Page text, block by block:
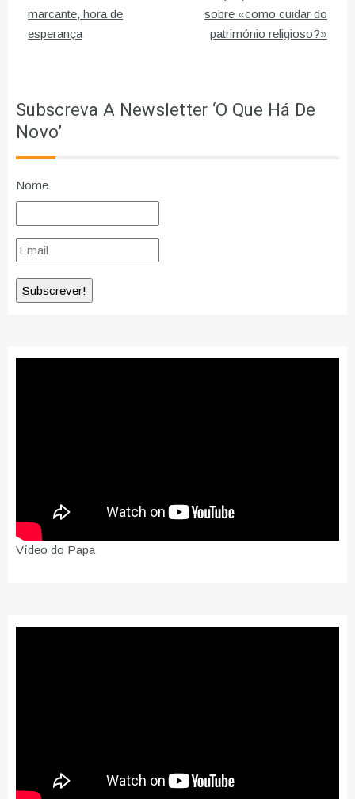
de
artigos
marcante, hora de
esperança
sobre «como cuidar do
património religioso?»
Subscreva A Newsletter ‘O Que Há De
Novo’
Nome
Vídeo do Papa